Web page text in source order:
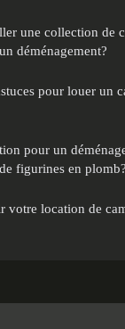
une collection de
déménagement?
pour louer un
pour un
figurines en plomb?
votre location de